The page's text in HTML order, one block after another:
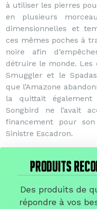
à utiliser les pierres
en plusieurs
dimensionnelles et
ces mêmes poches à
noire afin
détruire le monde. Les
Smuggler et le
que l’Amazone
la quittait
Songbird ne l’avait
financement pour
Sinistre Escadron.
PRODUITS
Des produits de
répondre à vos